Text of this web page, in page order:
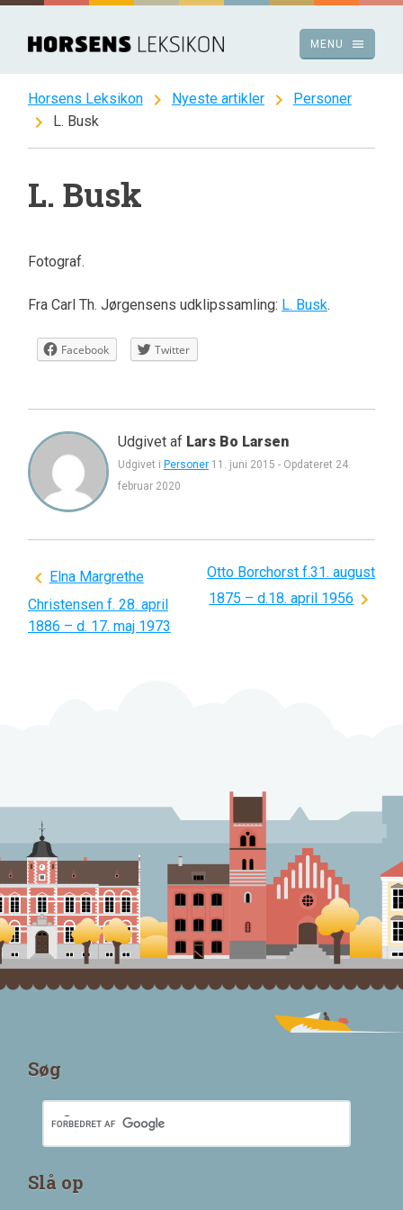
Spring
indhold
menu
MENU
Horsens Leksikon chevron_right Nyeste artikler chevron_right Personer
chevron_right L. Busk
L. Busk
Fotograf.
Fra Carl Th. Jørgensens udklipssamling: L. Busk.
Facebook Twitter
Udgivet af Lars Bo Larsen
Udgivet i Personer 11. juni 2015 - Opdateret 24.
februar 2020
Indlægsnavigation
Elna Margrethe
Christensen f. 28. april
1886 – d. 17. maj 1973
Otto Borchorst f.31. august
1875 – d.18. april 1956
Søg
Slå op